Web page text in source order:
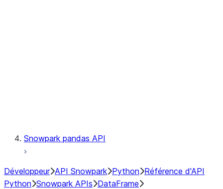
Snowpark pandas API
Développeur API Snowpark Python Référence d'API
Python Snowpark APIs DataFrame